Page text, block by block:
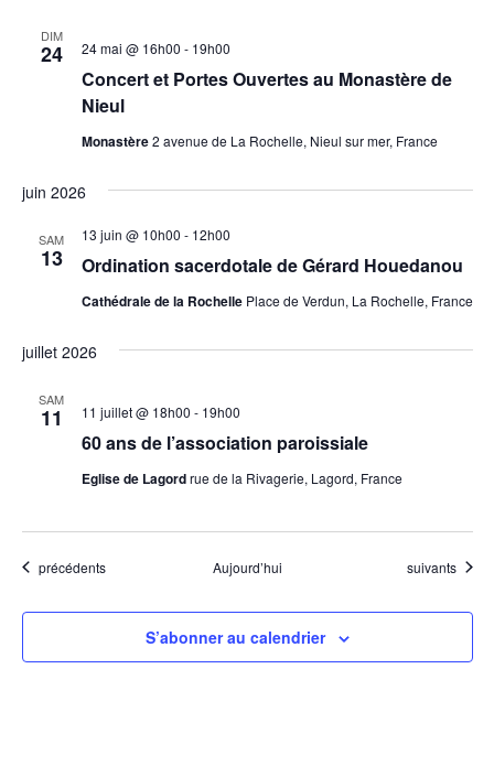
DIM
24
Concert et Portes Ouvertes au Monastère de
Nieul
24 mai @ 16h00 - 19h00
Monastère2 avenue de La Rochelle, Nieul sur mer, France
juin 2026
SAM
13 Ordination sacerdotale de Gérard Houedanou
13 juin @ 10h00 - 12h00
Cathédrale de la Rochelle Place de Verdun, La Rochelle, France
juillet 2026
SAM
11
60 ans de l’association paroissiale
11 juillet @ 18h00 - 19h00
Eglise de Lagordrue de la Rivagerie, Lagord, France
Évènements
précédents Aujourd’hui Évènements
suivants
S’abonner au calendrier